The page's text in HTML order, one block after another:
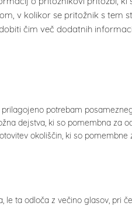
v kolikor se pritožnik s tem
čim več dodatnih
potrebam
dejstva, ki so pomembna za
okoliščin, ki so
ta odloča z večino glasov, pri